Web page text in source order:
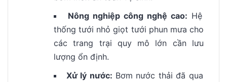
Nông nghiệp công nghệ cao: Hệ
thống tưới nhỏ giọt tưới phun mưa cho
các trang trại quy mô lớn cần lưu
lượng ổn định.
Xử lý nước: Bơm nước thải đã qua